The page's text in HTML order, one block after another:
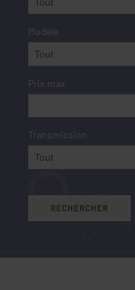
Modèle
Prix max
Transmission